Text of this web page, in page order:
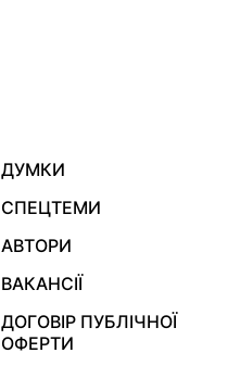
ДУМКИ
СПЕЦТЕМИ
АВТОРИ
ВАКАНСІЇ
ДОГОВІР ПУБЛІЧНОЇ
ОФЕРТИ